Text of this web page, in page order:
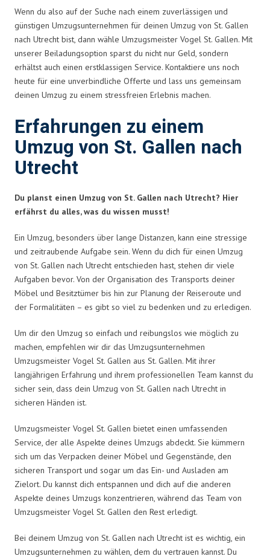
Wenn du also auf der Suche nach einem zuverlässigen und
günstigen Umzugsunternehmen für deinen Umzug von St. Gallen
nach Utrecht bist, dann wähle Umzugsmeister Vogel St. Gallen. Mit
unserer Beiladungsoption sparst du nicht nur Geld, sondern
erhältst auch einen erstklassigen Service. Kontaktiere uns noch
heute für eine unverbindliche Offerte und lass uns gemeinsam
deinen Umzug zu einem stressfreien Erlebnis machen.
Erfahrungen zu einem
Umzug von St. Gallen nach
Utrecht
Du planst einen Umzug von St. Gallen nach Utrecht? Hier
erfährst du alles, was du wissen musst!
Ein Umzug, besonders über lange Distanzen, kann eine stressige
und zeitraubende Aufgabe sein. Wenn du dich für einen Umzug
von St. Gallen nach Utrecht entschieden hast, stehen dir viele
Aufgaben bevor. Von der Organisation des Transports deiner
Möbel und Besitztümer bis hin zur Planung der Reiseroute und
der Formalitäten – es gibt so viel zu bedenken und zu erledigen.
Um dir den Umzug so einfach und reibungslos wie möglich zu
machen, empfehlen wir dir das Umzugsunternehmen
Umzugsmeister Vogel St. Gallen aus St. Gallen. Mit ihrer
langjährigen Erfahrung und ihrem professionellen Team kannst du
sicher sein, dass dein Umzug von St. Gallen nach Utrecht in
sicheren Händen ist.
Umzugsmeister Vogel St. Gallen bietet einen umfassenden
Service, der alle Aspekte deines Umzugs abdeckt. Sie kümmern
sich um das Verpacken deiner Möbel und Gegenstände, den
sicheren Transport und sogar um das Ein- und Ausladen am
Zielort. Du kannst dich entspannen und dich auf die anderen
Aspekte deines Umzugs konzentrieren, während das Team von
Umzugsmeister Vogel St. Gallen den Rest erledigt.
Bei deinem Umzug von St. Gallen nach Utrecht ist es wichtig, ein
Umzugsunternehmen zu wählen, dem du vertrauen kannst. Du